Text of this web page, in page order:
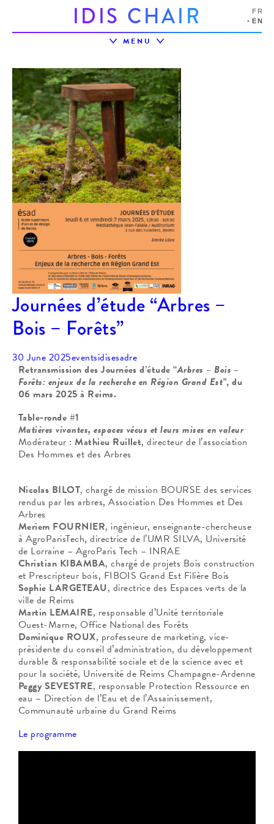
FR
EN
IDIS CHAIR
MENU
IDIS CHAIR
IDIS ECOSYSTEM
EVENTS
PARTNERSHIPS
Journées d’étude “Arbres –
Bois – Forêts”
30 June 2025eventsidisesadre
Retransmission desJournées d’étude “Arbres – Bois –
Forêts: enjeux de la recherche en Région Grand Est”, du
06 mars 2025 à Reims.
Table-ronde #1
Matières vivantes, espaces vécus et leurs mises en valeur
Modérateur :Mathieu Ruillet, directeur de l’association
Des Hommes et des Arbres
Nicolas BILOT, chargé de mission BOURSE des services
rendus par les arbres, Association Des Hommes et Des
Arbres
Meriem FOURNIER, ingénieur, enseignante-chercheuse
à AgroParisTech, directrice de l’UMR SILVA, Université
de Lorraine – AgroParis Tech – INRAE
Christian KIBAMBA, chargé de projets Bois construction
et Prescripteur bois, FIBOIS Grand Est Filière Bois
Sophie LARGETEAU, directrice des Espaces verts de la
ville de Reims
Martin LEMAIRE, responsable d’Unité territoriale
Ouest-Marne, Office National des Forêts
Dominique ROUX, professeure de marketing, vice-
présidente du conseil d’administration, du développement
durable & responsabilité sociale et de la science avec et
pour la société, Université de Reims Champagne-Ardenne
Peggy SEVESTRE, responsable Protection Ressource en
eau – Direction de l’Eau et de l’Assainissement,
Communauté urbaine du Grand Reims
Le programme